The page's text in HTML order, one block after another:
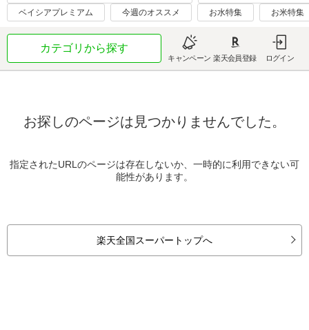
ベイシアプレミアム
今週のオススメ お水特集 お米特集
カテゴリから探す
キャンペーン 楽天会員登録 ログイン
お探しのページは見つかりませんでした。
指定されたURLのページは存在しないか、一時的に利用できない可
能性があります。
楽天全国スーパートップへ